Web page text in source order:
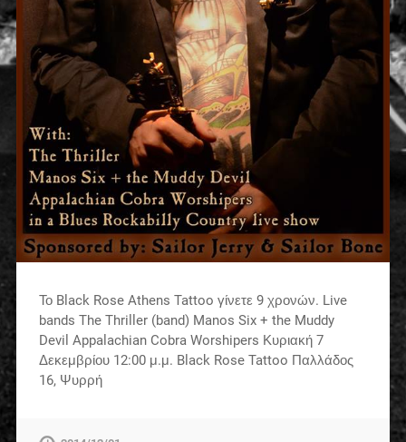
Το Black Rose Athens Tattoo γίνετε 9 χρονών. Live
bands The Thriller (band) Manos Six + the Muddy
Devil Appalachian Cobra Worshipers Κυριακή 7
Δεκεμβρίου 12:00 μ.μ. Black Rose Tattoo Παλλάδος
16, Ψυρρή